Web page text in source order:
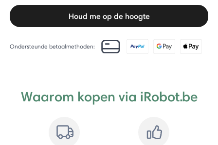
Houd me op de hoogte
Ondersteunde betaalmethoden:
Waarom kopen via iRobot.be